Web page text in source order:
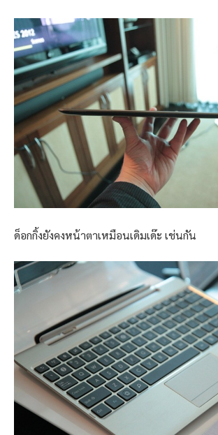
ด็อกกิ้งยังคงหน้าตาเหมือนเดิมเด๊ะ เช่นกัน